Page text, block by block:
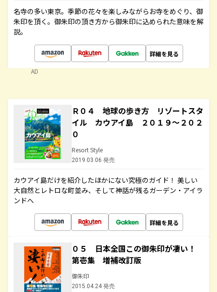
名寺の多い東京。季節の花々を楽しみながらお寺をめぐり、御
朱印を頂く。御朱印の頂き方から御朱印に込められた意味を解
説。
詳細を見る
AD
Ｒ０４ 地球の歩き方 リゾートスタ
イル カウアイ島 ２０１９～２０２
０
Resort Style
2019.03.06 発売
カウアイ島だけを紹介したほかにない究極のガイド！ 美しい
大自然とレトロな町並み、そして神話が残るガーデン・アイラ
ンドへ
詳細を見る
０５ 日本全国この御朱印が凄い！
第壱集 増補改訂版
御朱印
2015.04.24 発売